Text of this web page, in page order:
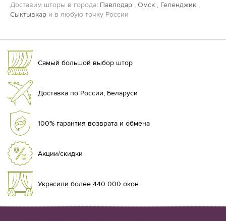
Доставим шторы в города: Павлодар , Омск , Геленджик ,
Сыктывкар и в любую точку России
Самый большой выбор штор
Доставка по России, Беларуси
100% гарантия возврата и обмена
Акции/скидки
Украсили более 440 000 окон